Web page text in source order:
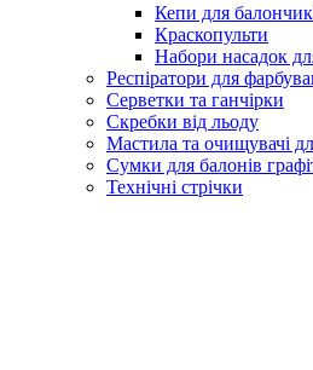
Кепи для
Краскопульти
Набори насадок
Респіратори для
Серветки та ганчірки
Скребки від льоду
Мастила та очищувачі
Сумки для балонів
Технічні стрічки